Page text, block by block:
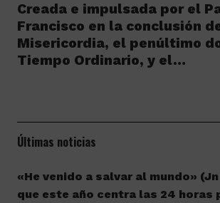
Creada e impulsada por el
Francisco en la conclusión
Misericordia, el penúltimo
Tiempo Ordinario, y el…
Últimas noticias
«He venido a salvar al mundo»
que este año centra las 24 horas